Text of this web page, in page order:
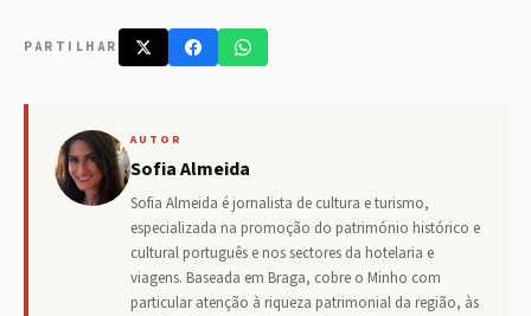
PARTILHAR
AUTOR
Sofia Almeida
Sofia Almeida é jornalista de cultura e turismo,
especializada na promoção do património histórico e
cultural português e nos sectores da hotelaria e
viagens. Baseada em Braga, cobre o Minho com
particular atenção à riqueza patrimonial da região, às